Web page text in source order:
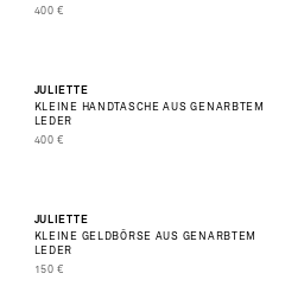
PRIX DE VENTE
400 €
JULIETTE
KLEINE HANDTASCHE AUS GENARBTEM
LEDER
PRIX DE VENTE
400 €
JULIETTE
KLEINE GELDBÖRSE AUS GENARBTEM
LEDER
PRIX DE VENTE
150 €